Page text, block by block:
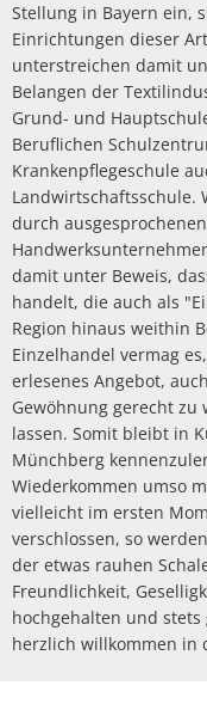
Stellung in Bayern ein,
Einrichtungen dieser
unterstreichen damit
Belangen der
Grund- und
Beruflichen
Krankenpflegeschule
Landwirtschaftsschule.
durch
damit unter Beweis,
handelt, die auch als
Region hinaus weithin
Einzelhandel vermag
erlesenes Angebot,
Gewöhnung gerecht
lassen. Somit bleibt in
Münchberg
Wiederkommen umso
vielleicht im ersten
verschlossen, so
der etwas rauhen
Freundlichkeit,
hochgehalten und
herzlich willkommen in